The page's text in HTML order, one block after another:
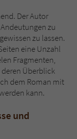
Der Autor
zu
zu lassen.
eine Unzahl
Fragmenten,
Überblick
dem Roman mit
kann.
und